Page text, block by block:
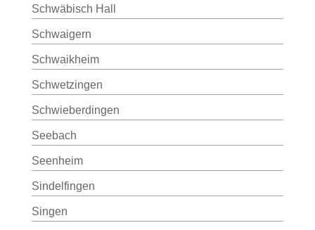
Schwäbisch Hall
Schwaigern
Schwaikheim
Schwetzingen
Schwieberdingen
Seebach
Seenheim
Sindelfingen
Singen